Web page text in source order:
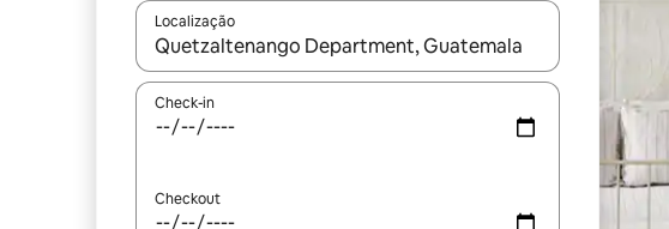
Localização
Quando os resultados estiverem disponíveis, explore-os usando
Check-in
Checkout